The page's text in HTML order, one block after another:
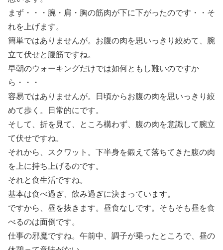
まず・・・腕・肩・胸の筋肉が下に下がったのです・・そ
れを上げます。
簡単ではありませんが。お腹の肉を思いっきり絞めて、腕
立て伏せと腹筋ですね。
早朝のウォーキングだけでは如何ともし難いのですか
ら・・・
容易ではありませんが。日頃からお腹の肉を思いっきり絞
めて歩く。日常的にです。
そして、折を見て、ところ構わず、腹の肉を意識して腕立
て伏せですね。
それから、スクワット。下半身を鍛えて落ちてきた腹の肉
を上に持ち上げるのです。
それと食生活ですね。
基本は食べ過ぎ、飲み過ぎに決まっています。
ですから、昼を抜きます。昼食なしです。そもそも昼を食
べるのは面倒です。
仕事の邪魔ですね。午前中、調子が乗ったところで、昼の